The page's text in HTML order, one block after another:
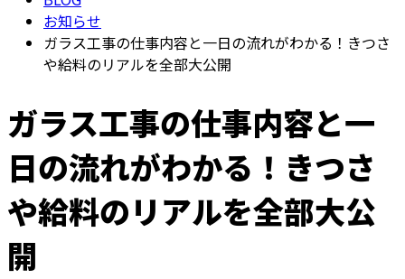
お知らせ
ガラス工事の仕事内容と一日の流れがわかる！きつさ
や給料のリアルを全部大公開
ガラス工事の仕事内容と一
日の流れがわかる！きつさ
や給料のリアルを全部大公
開